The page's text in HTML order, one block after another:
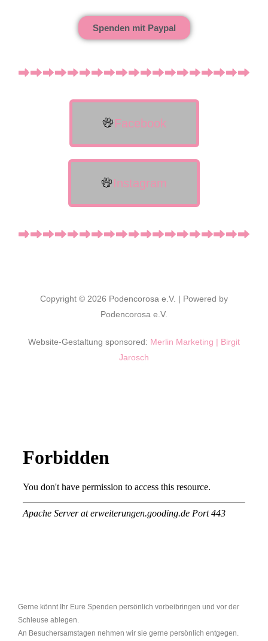
Spenden mit Paypal
Facebook
Instagram
Copyright © 2026 Podencorosa e.V. | Powered by
Podencorosa e.V.
Website-Gestaltung sponsored: Merlin Marketing | Birgit
Jarosch
Gerne könnt Ihr Eure Spenden persönlich vorbeibringen und vor der
Schleuse ablegen.
An Besuchersamstagen nehmen wir sie gerne persönlich entgegen.